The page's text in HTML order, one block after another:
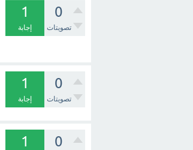
0
تصويتات
1
إجابة
0
تصويتات
1
إجابة
0
1